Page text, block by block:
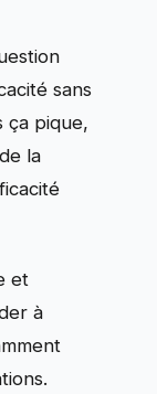
sans
ça pique,
la
et
à